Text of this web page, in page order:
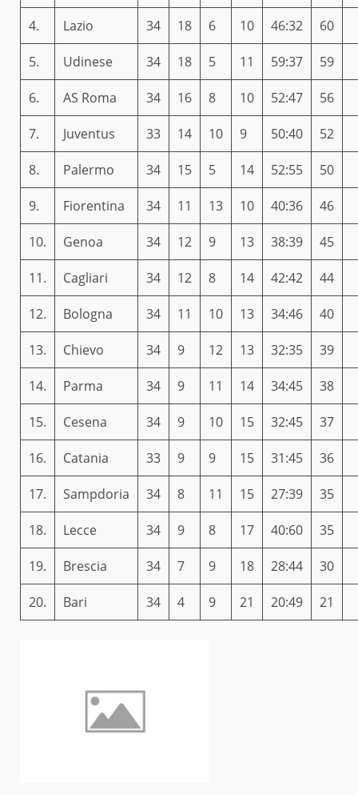
4. Lazio 34 18 6 10 46:32 60
5. Udinese 34 18 5 11 59:37 59
6. AS Roma 34 16 8 10 52:47 56
7. Juventus 33 14 10 9 50:40 52
8. Palermo 34 15 5 14 52:55 50
9. Fiorentina 34 11 13 10 40:36 46
10. Genoa 34 12 9 13 38:39 45
11. Cagliari 34 12 8 14 42:42 44
12. Bologna 34 11 10 13 34:46 40
13. Chievo 34 9 12 13 32:35 39
14. Parma 34 9 11 14 34:45 38
15. Cesena 34 9 10 15 32:45 37
16. Catania 33 9 9 15 31:45 36
17. Sampdoria 34 8 11 15 27:39 35
18. Lecce 34 9 8 17 40:60 35
19. Brescia 34 7 9 18 28:44 30
20. Bari 34 4 9 21 20:49 21